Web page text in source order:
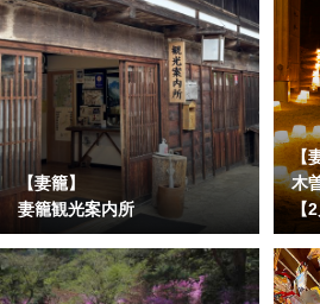
【妻籠】
妻籠観光案内所
【
木
【